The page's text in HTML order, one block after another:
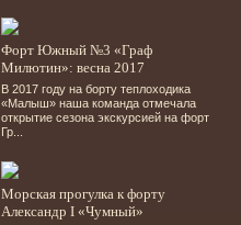
Форт Южный №3 «Граф
Милютин»: весна 2017
В 2017 году на борту теплоходика
«Малыш» наша команда отмечала
открытие сезона экскурсией на форт
Гр...
Морская прогулка к форту
Александр I «Чумный»